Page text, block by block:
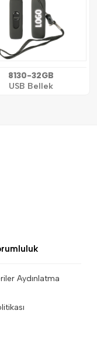
8130-32GB
USB Bellek
Aydınlatma